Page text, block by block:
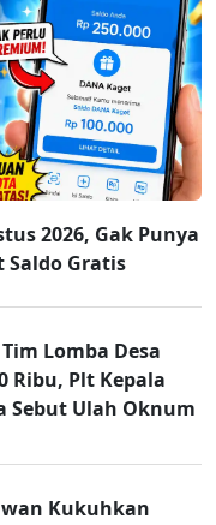
2026, Gak Punya
Saldo Gratis
Lomba Desa
Ribu, Plt Kepala
Sebut Ulah Oknum
Kukuhkan